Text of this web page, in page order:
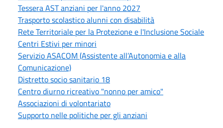
Tessera AST anziani per l'anno 2027
Trasporto scolastico alunni con disabilità
Rete Territoriale per la Protezione e l'Inclusione Sociale
Centri Estivi per minori
Servizio ASACOM (Assistente all’Autonomia e alla
Comunicazione)
Distretto socio sanitario 18
Centro diurno ricreativo "nonno per amico"
Associazioni di volontariato
Supporto nelle politiche per gli anziani